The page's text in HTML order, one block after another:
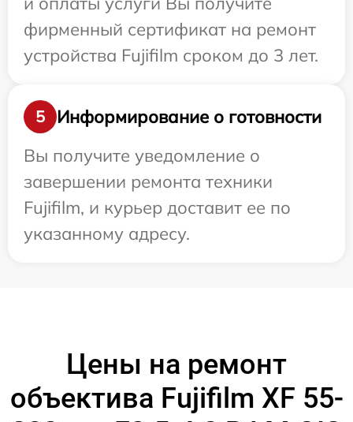
фирменный сертификат на ремонт
устройства Fujifilm сроком до 3 лет.
5
Информирование о готовности
Вы получите уведомление о
завершении ремонта техники
Fujifilm, и курьер доставит ее по
указанному адресу.
Цены на ремонт
объектива Fujifilm XF 55-